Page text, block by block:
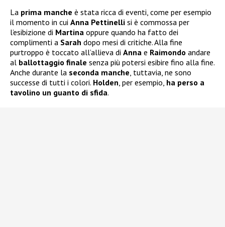
La prima manche è stata ricca di eventi, come per esempio
il momento in cui Anna Pettinelli si è commossa per
l’esibizione di Martina oppure quando ha fatto dei
complimenti a Sarah dopo mesi di critiche. Alla fine
purtroppo è toccato all’allieva di Anna e Raimondo andare
al ballottaggio finale senza più potersi esibire fino alla fine.
Anche durante la seconda manche, tuttavia, ne sono
successe di tutti i colori. Holden, per esempio, ha perso a
tavolino un guanto di sfida.